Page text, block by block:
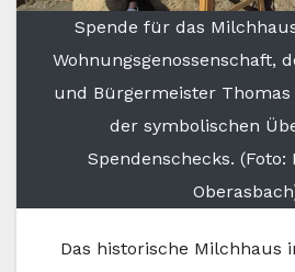
Spende für das
Wohnungsgenossenschaft,
und Bürgermeister Thomas
der symbolischen
Spendenschecks. (Foto:
Das historische Milchhaus